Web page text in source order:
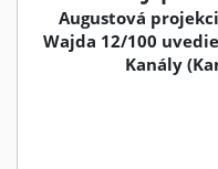
Augustová
Wajda 12/100
Kanály